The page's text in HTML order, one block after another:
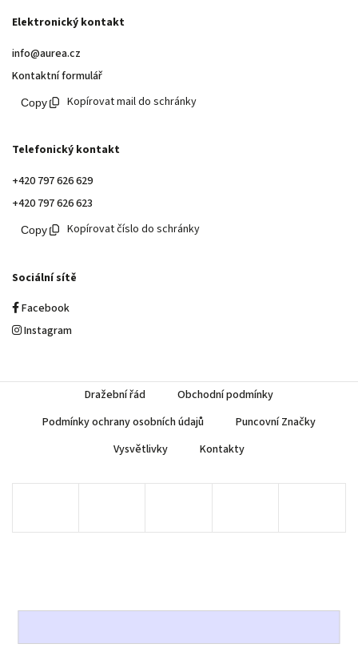
Elektronický kontakt
info@aurea.cz
Kontaktní formulář
Kopírovat mail do schránky
Telefonický kontakt
+420 797 626 629
+420 797 626 623
Kopírovat číslo do schránky
Sociální sítě
Facebook
Instagram
Dražební řád
Obchodní podmínky
Podmínky ochrany osobních údajů
Puncovní Značky
Vysvětlivky
Kontakty